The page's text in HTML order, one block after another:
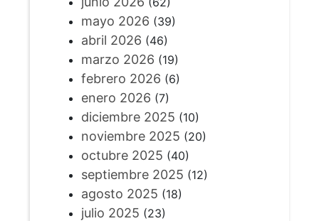
mayo 2026 (39)
abril 2026 (46)
marzo 2026 (19)
febrero 2026 (6)
enero 2026 (7)
diciembre 2025 (10)
noviembre 2025 (20)
octubre 2025 (40)
septiembre 2025 (12)
agosto 2025 (18)
julio 2025 (23)